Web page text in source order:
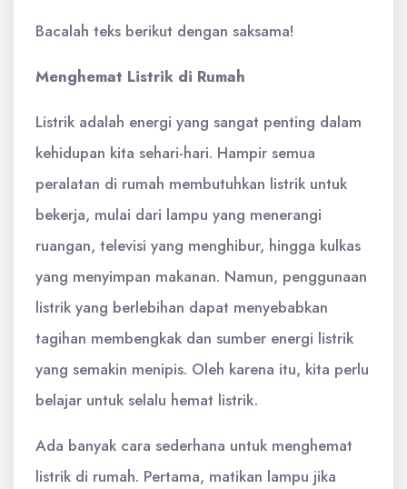
Bacalah teks berikut dengan saksama!
Menghemat Listrik di Rumah
Listrik adalah energi yang sangat penting dalam
kehidupan kita sehari-hari. Hampir semua
peralatan di rumah membutuhkan listrik untuk
bekerja, mulai dari lampu yang menerangi
ruangan, televisi yang menghibur, hingga kulkas
yang menyimpan makanan. Namun, penggunaan
listrik yang berlebihan dapat menyebabkan
tagihan membengkak dan sumber energi listrik
yang semakin menipis. Oleh karena itu, kita perlu
belajar untuk selalu hemat listrik.
Ada banyak cara sederhana untuk menghemat
listrik di rumah. Pertama, matikan lampu jika